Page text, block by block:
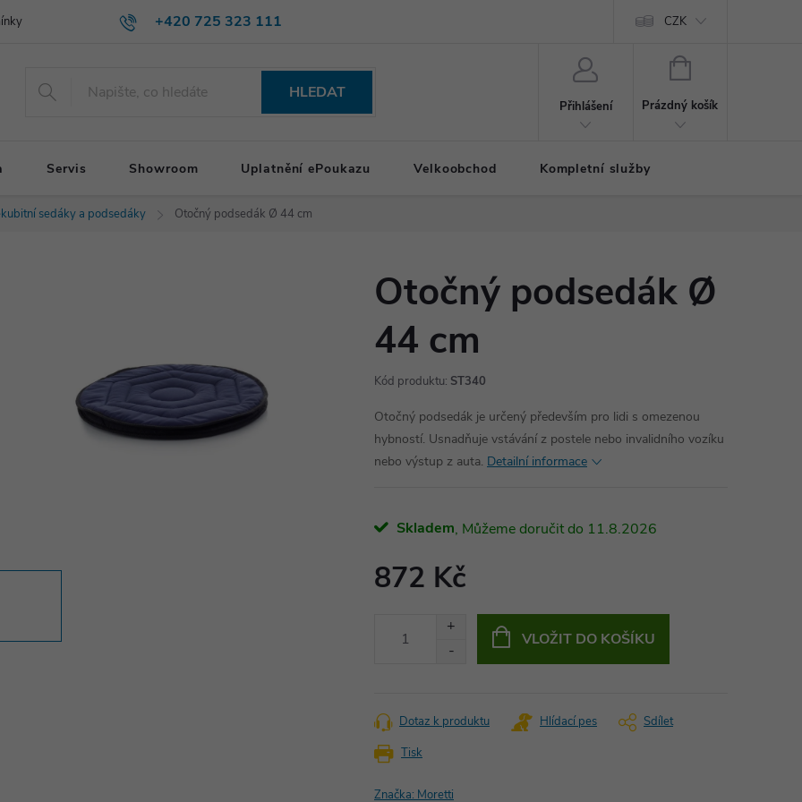
+420 725 323 111 CZK
HLEDAT
Přihlášení
NÁKUPNÍ
Prázdný košík
Servis Showroom Uplatnění ePoukazu Velkoobchod Kompletní služby
sedáky a podsedáky Otočný podsedák Ø 44 cm
Otočný podsedák Ø
44 cm
Kód produktu: ST340
Otočný podsedák je určený především pro lidi s omezenou
hybností. Usnadňuje vstávání z postele nebo invalidního vozíku
nebo výstup z auta. Detailní informace
Skladem 11.8.2026
872 Kč
VLOŽIT DO KOŠÍKU
Tisk
Dotaz k produktu Hlídací pes Sdílet
Značka: Moretti